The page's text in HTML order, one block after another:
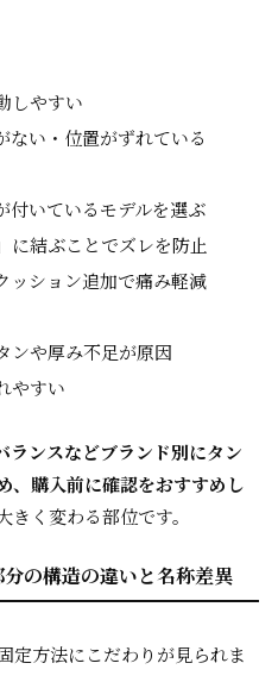
しやすい
ない・位置がずれている
付いているモデルを選ぶ
に結ぶことでズレを防止
ッション追加で痛み軽減
ンや厚み不足が原因
やすい
ランスなどブランド別にタン
、購入前に確認をおすすめし
く変わる部位です。
の構造の違いと名称差異
定方法にこだわりが見られま